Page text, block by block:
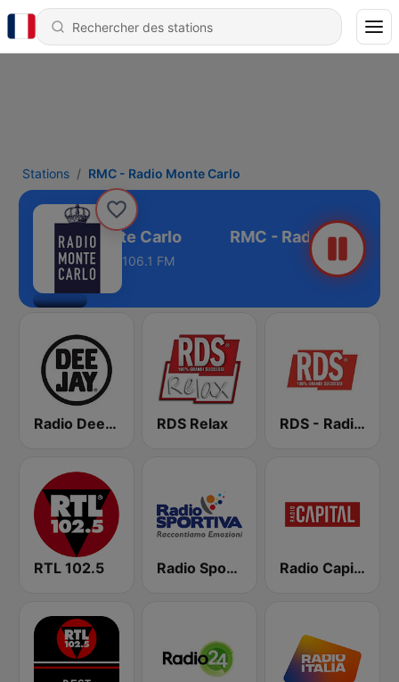
Stations RMC - Radio Monte Carlo
- Radio Monte Carlo
106.1 FM
Radio Deejay RDS Relax RDS - Radio Dimensione Suono
RTL 102.5 Radio Sportiva Radio Capital